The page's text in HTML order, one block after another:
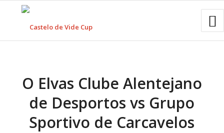
O Elvas Clube Alentejano
de Desportos vs Grupo
Sportivo de Carcavelos